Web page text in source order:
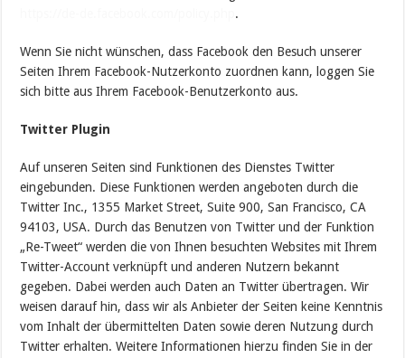
.
Wenn Sie nicht wünschen, dass Facebook den Besuch unserer
Seiten Ihrem Facebook-Nutzerkonto zuordnen kann, loggen Sie
sich bitte aus Ihrem Facebook-Benutzerkonto aus.
Twitter Plugin
Auf unseren Seiten sind Funktionen des Dienstes Twitter
eingebunden. Diese Funktionen werden angeboten durch die
Twitter Inc., 1355 Market Street, Suite 900, San Francisco, CA
94103, USA. Durch das Benutzen von Twitter und der Funktion
„Re-Tweet“ werden die von Ihnen besuchten Websites mit Ihrem
Twitter-Account verknüpft und anderen Nutzern bekannt
gegeben. Dabei werden auch Daten an Twitter übertragen. Wir
weisen darauf hin, dass wir als Anbieter der Seiten keine Kenntnis
vom Inhalt der übermittelten Daten sowie deren Nutzung durch
Twitter erhalten. Weitere Informationen hierzu finden Sie in der